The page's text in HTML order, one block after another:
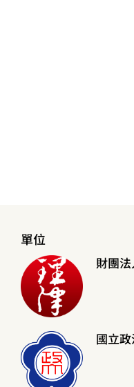
單位
財團
國立